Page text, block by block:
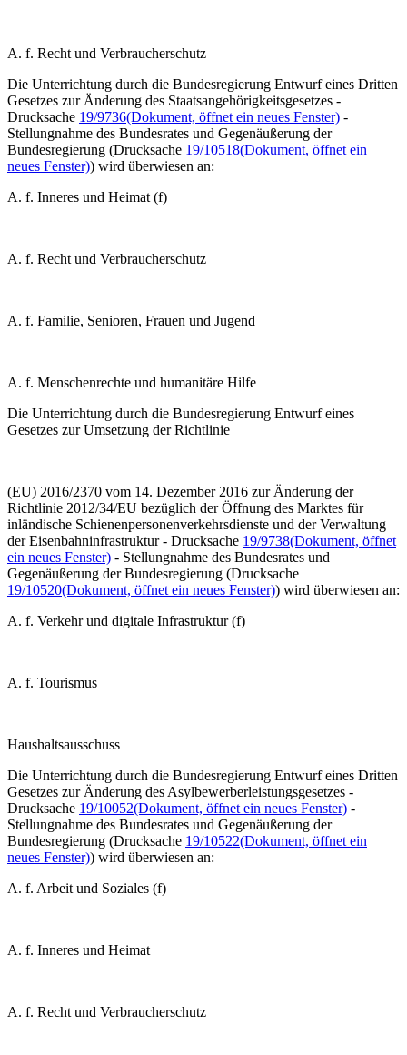
A. f. Recht und Verbraucherschutz
Die Unterrichtung durch die Bundesregierung Entwurf eines Dritten
Gesetzes zur Änderung des Staatsangehörigkeitsgesetzes -
Drucksache 19/9736(Dokument, öffnet ein neues Fenster) -
Stellungnahme des Bundesrates und Gegenäußerung der
Bundesregierung (Drucksache 19/10518(Dokument, öffnet ein
neues Fenster)) wird überwiesen an:
A. f. Inneres und Heimat (f)
A. f. Recht und Verbraucherschutz
A. f. Familie, Senioren, Frauen und Jugend
A. f. Menschenrechte und humanitäre Hilfe
Die Unterrichtung durch die Bundesregierung Entwurf eines
Gesetzes zur Umsetzung der Richtlinie
(EU) 2016/2370 vom 14. Dezember 2016 zur Änderung der
Richtlinie 2012/34/EU bezüglich der Öffnung des Marktes für
inländische Schienenpersonenverkehrsdienste und der Verwaltung
der Eisenbahninfrastruktur - Drucksache 19/9738(Dokument, öffnet
ein neues Fenster) - Stellungnahme des Bundesrates und
Gegenäußerung der Bundesregierung (Drucksache
19/10520(Dokument, öffnet ein neues Fenster)) wird überwiesen an:
A. f. Verkehr und digitale Infrastruktur (f)
A. f. Tourismus
Haushaltsausschuss
Die Unterrichtung durch die Bundesregierung Entwurf eines Dritten
Gesetzes zur Änderung des Asylbewerberleistungsgesetzes -
Drucksache 19/10052(Dokument, öffnet ein neues Fenster) -
Stellungnahme des Bundesrates und Gegenäußerung der
Bundesregierung (Drucksache 19/10522(Dokument, öffnet ein
neues Fenster)) wird überwiesen an:
A. f. Arbeit und Soziales (f)
A. f. Inneres und Heimat
A. f. Recht und Verbraucherschutz